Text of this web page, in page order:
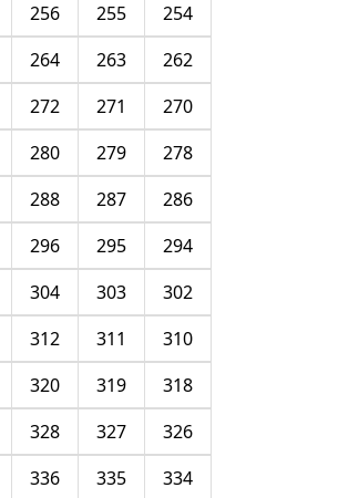
254
255
256
262
263
264
270
271
272
278
279
280
286
287
288
294
295
296
302
303
304
310
311
312
318
319
320
326
327
328
334
335
336